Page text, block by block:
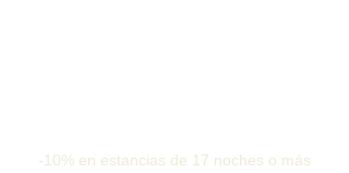
-10% en estancias de 17 noches o más